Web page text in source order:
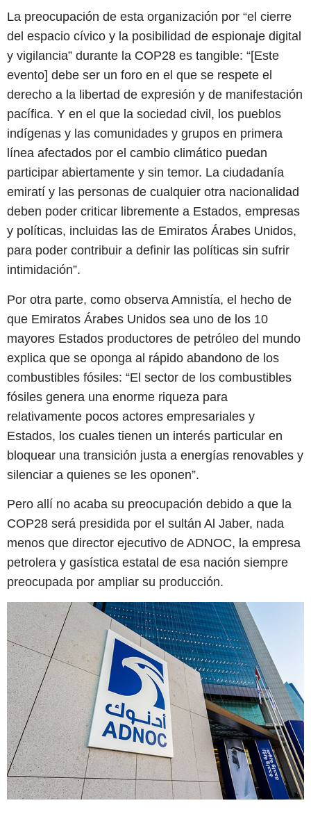
La preocupación de esta organización por “el cierre
del espacio cívico y la posibilidad de espionaje digital
y vigilancia” durante la COP28 es tangible: “[Este
evento] debe ser un foro en el que se respete el
derecho a la libertad de expresión y de manifestación
pacífica. Y en el que la sociedad civil, los pueblos
indígenas y las comunidades y grupos en primera
línea afectados por el cambio climático puedan
participar abiertamente y sin temor. La ciudadanía
emiratí y las personas de cualquier otra nacionalidad
deben poder criticar libremente a Estados, empresas
y políticas, incluidas las de Emiratos Árabes Unidos,
para poder contribuir a definir las políticas sin sufrir
intimidación”.
Por otra parte, como observa Amnistía, el hecho de
que Emiratos Árabes Unidos sea uno de los 10
mayores Estados productores de petróleo del mundo
explica que se oponga al rápido abandono de los
combustibles fósiles: “El sector de los combustibles
fósiles genera una enorme riqueza para
relativamente pocos actores empresariales y
Estados, los cuales tienen un interés particular en
bloquear una transición justa a energías renovables y
silenciar a quienes se les oponen”.
Pero allí no acaba su preocupación debido a que la
COP28 será presidida por el sultán Al Jaber, nada
menos que director ejecutivo de ADNOC, la empresa
petrolera y gasística estatal de esa nación siempre
preocupada por ampliar su producción.